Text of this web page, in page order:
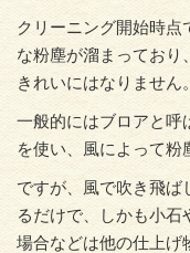
クリーニング開始時点
な粉塵が溜まっており
きれいにはなりません
一般的にはブロアと呼
を使い、風によって粉
ですが、風で吹き飛ば
るだけで、しかも小石
場合などは他の仕上げ